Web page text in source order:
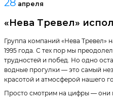
28 апреля
«Нева Тревел»
Группа компаний «Нева Тревел»
1995 года. С тех пор мы
трудностей и побед. Но одно
водные прогулки — это самый
красотой и атмосферой нашего
Просто смотрим на цифры — они